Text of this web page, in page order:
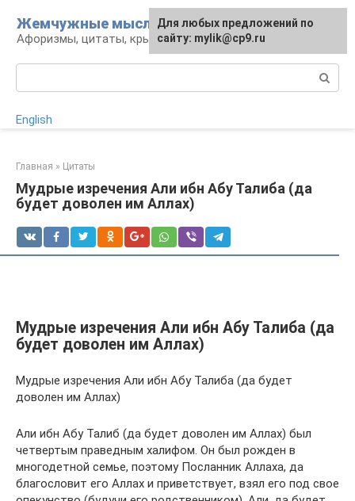
контенту
Жемчужные мысли
Афоризмы, цитаты, крылатые фразы
English
Главная » Цитаты
Мудрые изречения Али ибн Абу Талиба (да
будет доволен им Аллах)
Мудрые изречения Али ибн Абу Талиба (да
будет доволен им Аллах)
Мудрые изречения Али ибн Абу Талиба (да будет
доволен им Аллах)
Али ибн Абу Талиб (да будет доволен им Аллах) был
четвертым праведным халифом. Он был рожден в
многодетной семье, поэтому Посланник Аллаха, да
благословит его Аллах и приветствует, взял его под свое
Для любых предложений по
сайту: mylik@cp9.ru